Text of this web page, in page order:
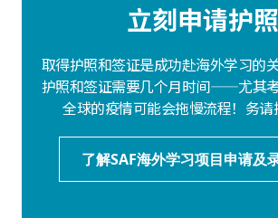
立刻申请护照
取得护照和签证是成功赴海外学习的
护照和签证需要几个月时间——尤其
全球的疫情可能会拖慢流程！务请
了解SAF海外学习项目申请及